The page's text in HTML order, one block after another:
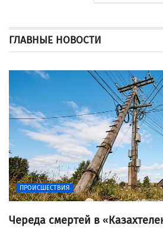
ГЛАВНЫЕ НОВОСТИ
ПРОИСШЕСТВИЯ
Череда смертей в